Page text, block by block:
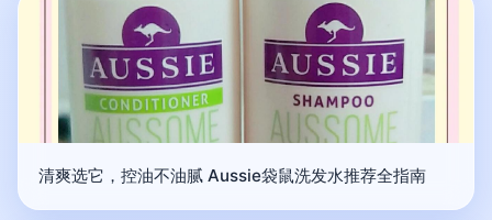
清爽选它，控油不油腻 Aussie袋鼠洗发水推荐全指南